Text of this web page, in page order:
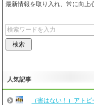
最新情報を取り入れ、常に向上
人気記事
（害はない！）アト